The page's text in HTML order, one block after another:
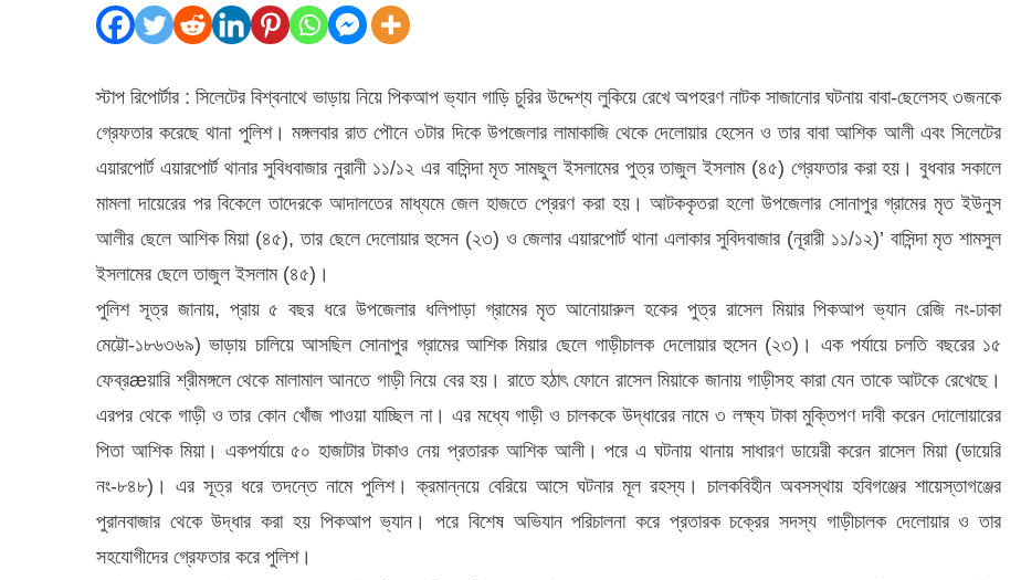
সাজিয়ে
পিতা-
পুত্র
কারাগারে
স্টাপ রিপোর্টার : সিলেটের বিশ্বনাথে ভাড়ায় নিয়ে পিকআপ ভ্যান গাড়ি চুরির উদ্দেশ্য লুকিয়ে রেখে অপহরণ নাটক সাজানোর ঘটনায় বাবা-ছেলেসহ ৩জনকে
গ্রেফতার করেছে থানা পুলিশ। মঙ্গলবার রাত পৌনে ৩টার দিকে উপজেলার লামাকাজি থেকে দেলোয়ার হেসেন ও তার বাবা আশিক আলী এবং সিলেটের
এয়ারপোর্ট এয়ারপোর্ট থানার সুবিধবাজার নুরানী ১১/১২ এর বাসিন্দা মৃত সামছুল ইসলামের পুত্র তাজুল ইসলাম (৪৫) গ্রেফতার করা হয়। বুধবার সকালে
মামলা দায়েরের পর বিকেলে তাদেরকে আদালতের মাধ্যমে জেল হাজতে প্রেরণ করা হয়। আটককৃতরা হলো উপজেলার সোনাপুর গ্রামের মৃত ইউনুস
আলীর ছেলে আশিক মিয়া (৪৫), তার ছেলে দেলোয়ার হুসেন (২৩) ও জেলার এয়ারপোর্ট থানা এলাকার সুবিদবাজার (নূরারী ১১/১২)’ বাসিন্দা মৃত শামসুল
ইসলামের ছেলে তাজুল ইসলাম (৪৫)।
পুলিশ সূত্র জানায়, প্রায় ৫ বছর ধরে উপজেলার ধলিপাড়া গ্রামের মৃত আনোয়ারুল হকের পুত্র রাসেল মিয়ার পিকআপ ভ্যান রেজি নং-ঢাকা
মেট্টো-১৮৬৩৬৯) ভাড়ায় চালিয়ে আসছিল সোনাপুর গ্রামের আশিক মিয়ার ছেলে গাড়ীচালক দেলোয়ার হুসেন (২৩)। এক পর্যায়ে চলতি বছরের ১৫
ফেব্রæয়ারি শ্রীমঙ্গলে থেকে মালামাল আনতে গাড়ী নিয়ে বের হয়। রাতে হঠাৎ ফোনে রাসেল মিয়াকে জানায় গাড়ীসহ কারা যেন তাকে আটকে রেখেছে।
এরপর থেকে গাড়ী ও তার কোন খোঁজ পাওয়া যাচ্ছিল না। এর মধ্যে গাড়ী ও চালককে উদ্ধারের নামে ৩ লক্ষ্য টাকা মুক্তিপণ দাবী করেন দোলোয়ারের
পিতা আশিক মিয়া। একপর্যায়ে ৫০ হাজাটার টাকাও নেয় প্রতারক আশিক আলী। পরে এ ঘটনায় থানায় সাধারণ ডায়েরী করেন রাসেল মিয়া (ডায়েরি
নং-৮৪৮)। এর সূত্র ধরে তদন্তে নামে পুলিশ। ক্রমান্নয়ে বেরিয়ে আসে ঘটনার মূল রহস্য। চালকবিহীন অবসস্থায় হবিগঞ্জের শায়েস্তাগঞ্জের
পুরানবাজার থেকে উদ্ধার করা হয় পিকআপ ভ্যান। পরে বিশেষ অভিযান পরিচালনা করে প্রতারক চক্রের সদস্য গাড়ীচালক দেলোয়ার ও তার
সহযোগীদের গ্রেফতার করে পুলিশ।